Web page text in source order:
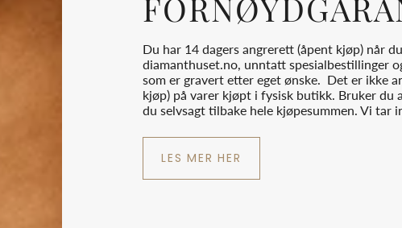
Du har 14 dagers angrerett (åpent kjøp) når
diamanthuset.no, unntatt spesialbestillinger
som er gravert etter eget ønske. Det er ikke
kjøp) på varer kjøpt i fysisk butikk. Bruker du
du selvsagt tilbake hele kjøpesummen. Vi tar
LES MER HER